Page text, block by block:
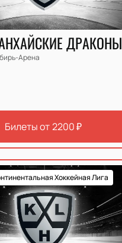
ДРАКОНЫ
Арена
Билеты от2200₽
Хоккейная Лига